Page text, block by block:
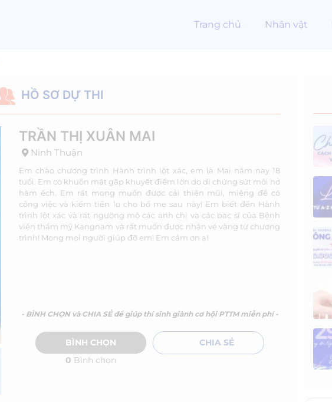
Trang chủ Nhân vật
HỒ SƠ DỰ THI
TRẦN THỊ XUÂN MAI
Ninh Thuận
Em chào chương trình Hành trình lột xác, em là Mai năm nay 18
tuổi. Em có khuôn mặt gặp khuyết điểm lớn do di chứng sứt môi hở
hàm ếch. Em rất mong muốn được cải thiện mũi, miệng để có
công việc và kiếm tiền lo cho bố mẹ sau này! Em biết đến Hành
trình lột xác và rất ngưỡng mộ các anh chị và các bác sĩ của Bệnh
viện thẩm mỹ Kangnam và rất muốn được nhận vé vàng từ chương
trình! Mong mọi người giúp đỡ em! Em cảm ơn ạ!
- BÌNH CHỌN và CHIA SẺ để giúp thí sinh giành cơ hội PTTM miễn phí -
BÌNH CHỌN
0 Bình chọn
CHIA SẺ